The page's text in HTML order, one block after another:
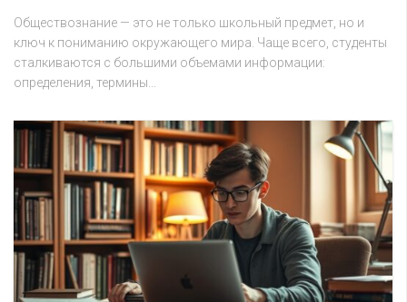
Обществознание — это не только школьный предмет, но и
ключ к пониманию окружающего мира. Чаще всего, студенты
сталкиваются с большими объемами информации:
определения, термины...